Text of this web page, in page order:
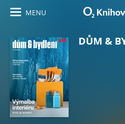
MENU
DŮM &